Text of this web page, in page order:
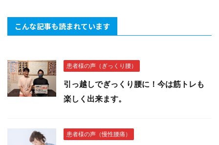
こんな記事も読まれています
患者様の声（ぎっくり腰）
引っ越しでぎっくり腰に！今は筋トレも
楽しく出来ます。
患者様の声（慢性腰痛）